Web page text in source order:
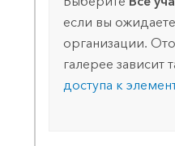
если вы
организации.
галерее зависит
доступа к